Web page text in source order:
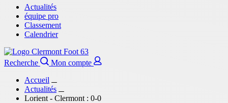
Actualités
équipe pro
Classement
Calendrier
Recherche
Mon compte
Accueil
Actualités
Lorient - Clermont : 0-0